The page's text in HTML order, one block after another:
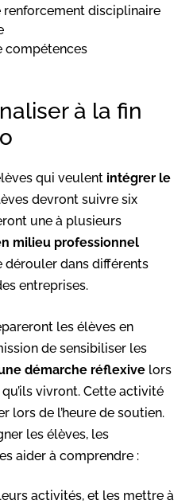
disciplinaire
compétences
à la fin
qui veulent intégrer le
devront suivre six
une à plusieurs
milieu professionnel
dérouler dans différents
entreprises.
les élèves en
de sensibiliser les
démarche réflexive lors
vivront. Cette activité
lors de l’heure de soutien.
les élèves, les
aider à comprendre :
activités, et les mettre à